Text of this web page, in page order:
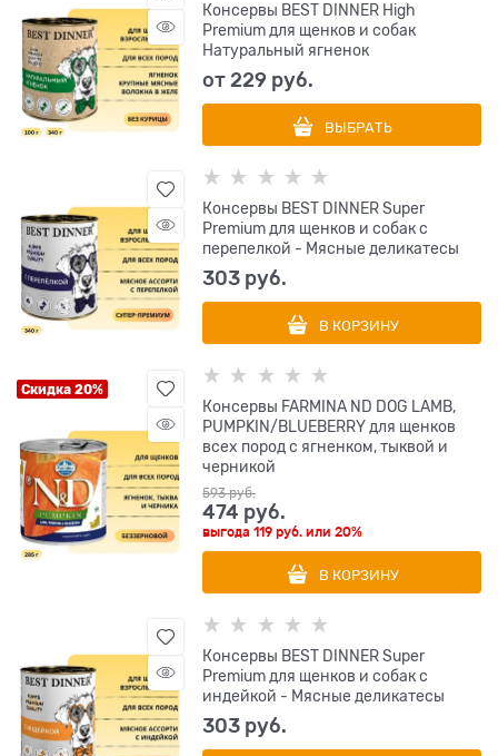
Консервы BEST DINNER High
Premium для щенков и собак
Натуральный ягненок
от229 руб.
ВЫБРАТЬ
Консервы BEST DINNER Super
Premium для щенков и собак с
перепелкой - Мясные деликатесы
303 руб.
В КОРЗИНУ
Скидка 20%
Консервы FARMINA ND DOG LAMB,
PUMPKIN/BLUEBERRY для щенков
всех пород с ягненком, тыквой и
черникой
593 руб.
474 руб.
выгода119 руб. или20%
В КОРЗИНУ
Консервы BEST DINNER Super
Premium для щенков и собак с
индейкой - Мясные деликатесы
303 руб.